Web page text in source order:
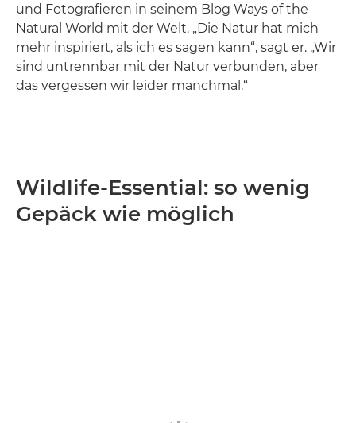
und Fotografieren in seinem Blog Ways of the
Natural World mit der Welt. „Die Natur hat mich
mehr inspiriert, als ich es sagen kann“, sagt er. „Wir
sind untrennbar mit der Natur verbunden, aber
das vergessen wir leider manchmal.“
Wildlife-Essential: so wenig
Gepäck wie möglich